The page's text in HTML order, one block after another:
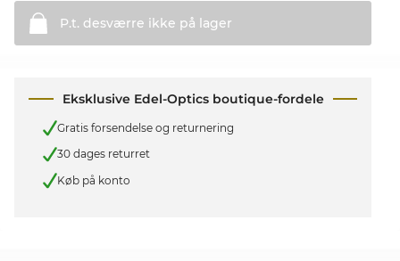
P.t. desværre ikke på lager
Eksklusive Edel-Optics boutique-fordele
Gratis forsendelse og returnering
30 dages returret
Køb på konto